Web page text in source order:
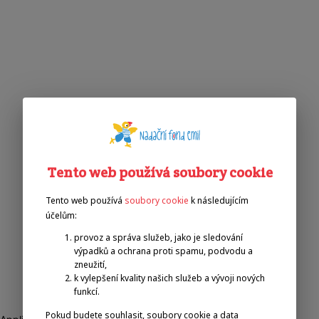
Tento web používá soubory cookie
Tento web používá soubory cookie k následujícím
účelům:
provoz a správa služeb, jako je sledování
výpadků a ochrana proti spamu, podvodu a
zneužití,
k vylepšení kvality našich služeb a vývoji nových
funkcí.
Pokud budete souhlasit, soubory cookie a data